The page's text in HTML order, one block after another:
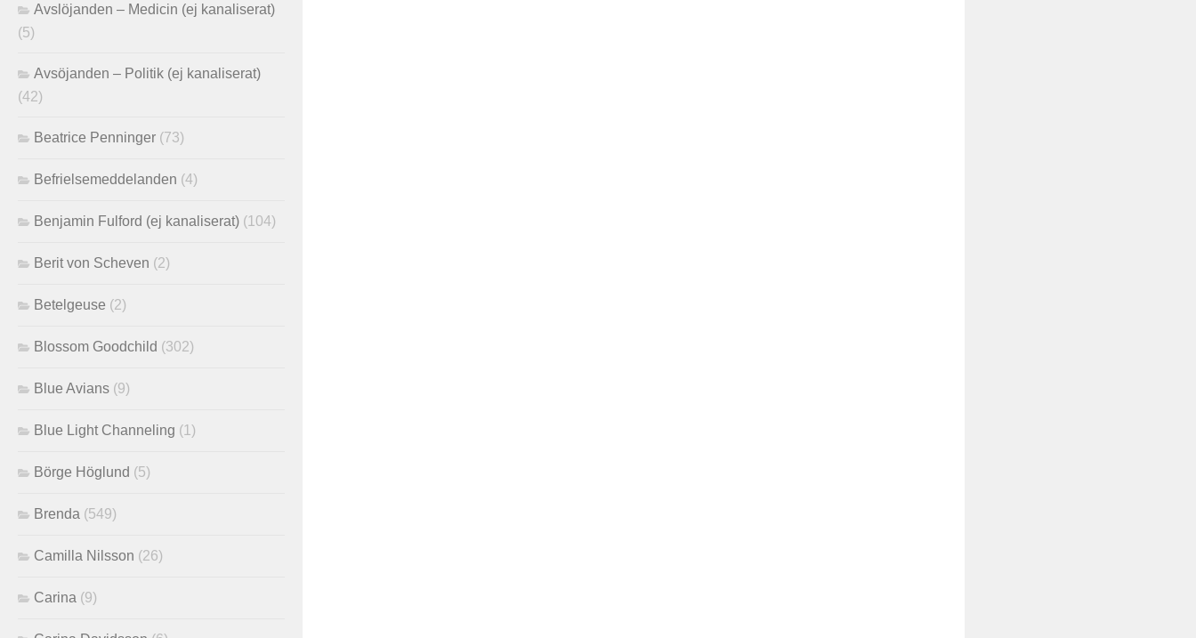
Avslöjanden – Medicin (ej kanaliserat)
(5)
Avsöjanden – Politik (ej kanaliserat)
(42)
Beatrice Penninger (73)
Befrielsemeddelanden (4)
Benjamin Fulford (ej kanaliserat) (104)
Berit von Scheven (2)
Betelgeuse (2)
Blossom Goodchild (302)
Blue Avians (9)
Blue Light Channeling (1)
Börge Höglund (5)
Brenda (549)
Camilla Nilsson (26)
Carina (9)